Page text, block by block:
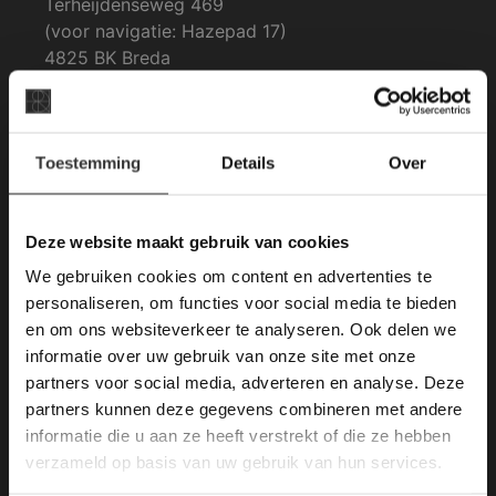
Toestemming Details Over
Deze website maakt gebruik van cookies
We gebruiken cookies om content en advertenties te
personaliseren, om functies voor social media te bieden
en om ons websiteverkeer te analyseren. Ook delen we
informatie over uw gebruik van onze site met onze
partners voor social media, adverteren en analyse. Deze
partners kunnen deze gegevens combineren met andere
informatie die u aan ze heeft verstrekt of die ze hebben
verzameld op basis van uw gebruik van hun services.
(voor navigatie: Hazepad 17)
4825 BK Breda
tel: 076-3030554
E-mail: info@vdh-vd.nl
Kantoor:
Ma. t/m Zat: 8:30 tot 17:00
Zondag gesloten.
Algemene voorwaarden
Mail ons
KVK: 59667419
Deze website maakt
gebruik van cookies.
This Cookie Banner was deleted and is no
longer working. Please contact the website
administrator.
Deze website gebruikt cookies om de
gebruikerservaring te verbeteren. Door
gebruik te maken van onze website geeft u
toestemming voor alle cookies in
overeenstemming met ons cookiebeleid.Lees
verder
ALLES ACCEPTEREN